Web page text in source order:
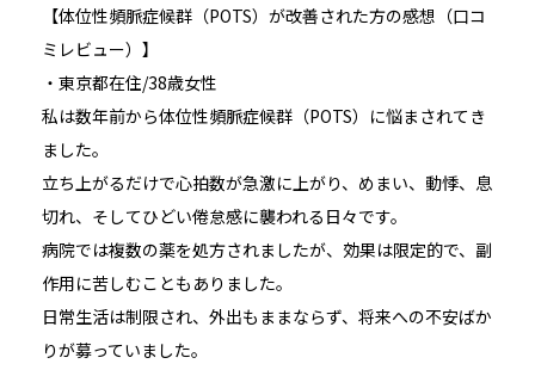
【体位性頻脈症候群（POTS）が改善された方の感想（口コ
ミレビュー）】
・東京都在住/38歳女性
私は数年前から体位性頻脈症候群（POTS）に悩まされてき
ました。
立ち上がるだけで心拍数が急激に上がり、めまい、動悸、息
切れ、そしてひどい倦怠感に襲われる日々です。
病院では複数の薬を処方されましたが、効果は限定的で、副
作用に苦しむこともありました。
日常生活は制限され、外出もままならず、将来への不安ばか
りが募っていました。